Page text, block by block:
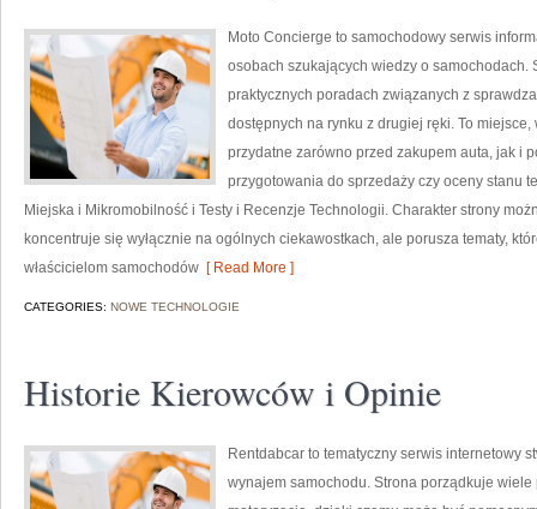
Moto Concierge to samochodowy serwis
osobach szukających wiedzy o samochodach.
praktycznych poradach związanych z
dostępnych na rynku z drugiej ręki. To
przydatne zarówno przed zakupem auta, jak i
przygotowania do sprzedaży czy oceny stanu
Miejska i Mikromobilność i Testy i Recenzje Technologii. Charakter strony
koncentruje się wyłącznie na ogólnych ciekawostkach, ale porusza tematy,
właścicielom samochodów [ Read More ]
CATEGORIES: NOWE TECHNOLOGIE
Historie Kierowców i Opinie
Rentdabcar to tematyczny serwis internetowy
wynajem samochodu. Strona porządkuje